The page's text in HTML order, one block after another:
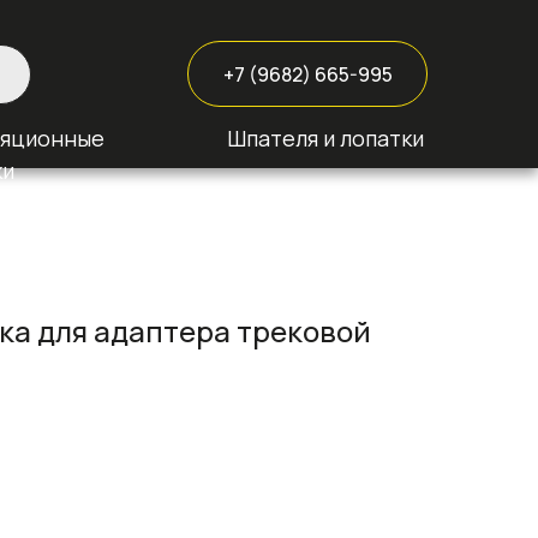
+7 (9682) 665-995
Шпателя и лопатки
для адаптера трековой